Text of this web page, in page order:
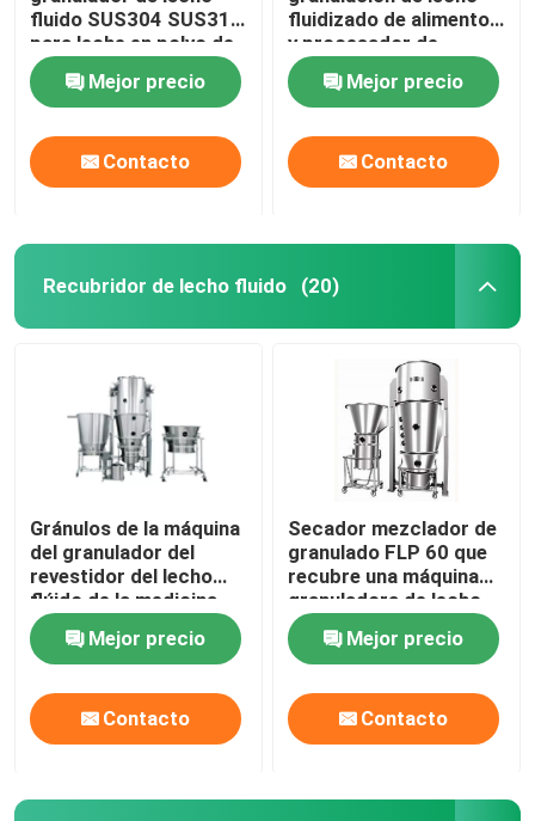
fluido SUS304 SUS316
para leche en polvo de
la industria
farmacéutica
Mejor precio
Contacto
fluidizado de alimentos
y procesador de
secador de lecho fluido
de secadoraMejor precio
Contacto
Recubridor de lecho fluido (20)
Gránulos de la máquina
del granulador del
revestidor del lecho
flúido de la medicina
del ISO y máquina de
revestimiento de la
pelotilla
Mejor precio
Contacto
Secador mezclador de
granulado FLP 60 que
recubre una máquina
granuladora de lecho
fluido de un paso
Mejor precio
Contacto